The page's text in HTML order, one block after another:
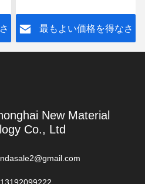
フィルム
最もよい価格を得なさ
New Material
Co., Ltd